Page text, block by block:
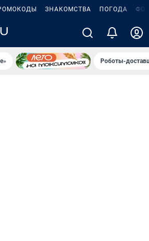
ЗНАКОМСТВА ПОГОДА
Роботы-